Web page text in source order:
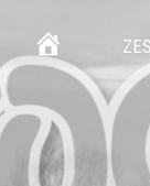
Przejdź
treści
GŁÓWNA